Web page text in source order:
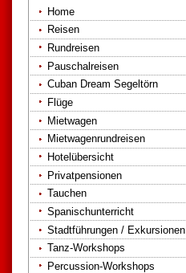
Home
Reisen
Rundreisen
Pauschalreisen
Cuban Dream Segeltörn
Flüge
Mietwagen
Mietwagenrundreisen
Hotelübersicht
Privatpensionen
Tauchen
Spanischunterricht
Stadtführungen / Exkursionen
Tanz-Workshops
Percussion-Workshops